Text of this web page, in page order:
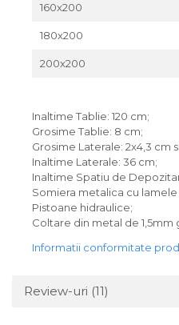
160x200
180x200
200x200
Inaltime Tablie: 120 cm;
Grosime Tablie: 8 cm;
Grosime Laterale: 2x4,3 cm
Inaltime Laterale: 36 cm;
Inaltime Spatiu de
Somiera metalica cu
Pistoane hidraulice;
Coltare din metal de
Informatii conformitate
Review-uri (11)